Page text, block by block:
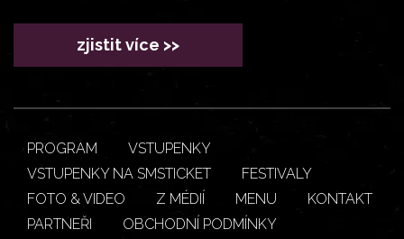
zjistit více >>
PROGRAM
VSTUPENKY
VSTUPENKY NA SMSTICKET
FESTIVALY
FOTO & VIDEO
Z MÉDIÍ MENU
KONTAKT
PARTNEŘI
OBCHODNÍ PODMÍNKY